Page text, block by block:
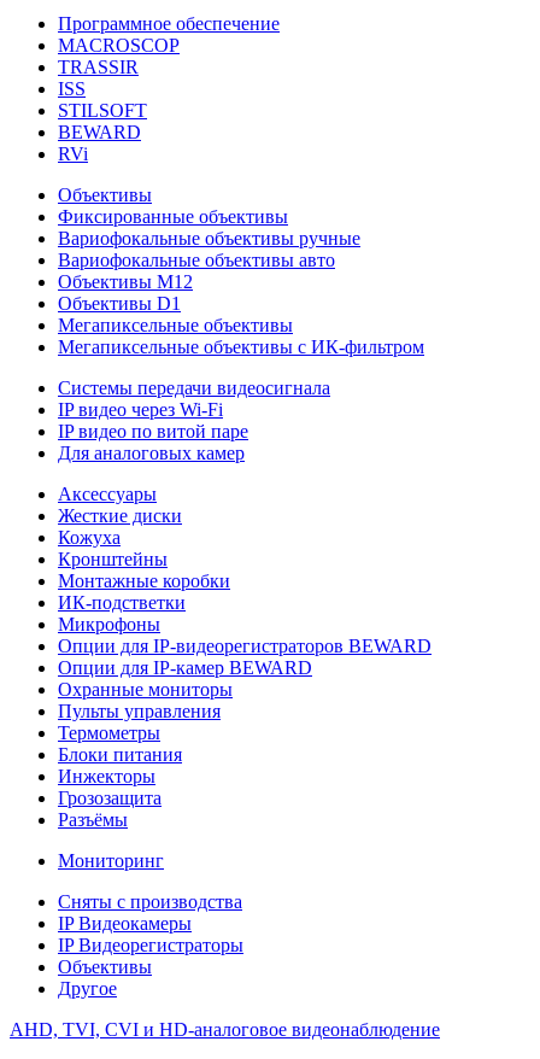
Программное обеспечение
MACROSCOP
TRASSIR
ISS
STILSOFT
BEWARD
RVi
Объективы
Фиксированные объективы
Вариофокальные объективы ручные
Вариофокальные объективы авто
Объективы М12
Объективы D1
Мегапиксельные объективы
Мегапиксельные объективы с ИК-фильтром
Системы передачи видеосигнала
IP видео через Wi-Fi
IP видео по витой паре
Для аналоговых камер
Аксессуары
Жесткие диски
Кожуха
Кронштейны
Монтажные коробки
ИК-подстветки
Микрофоны
Опции для IP-видеорегистраторов BEWARD
Опции для IP-камер BEWARD
Охранные мониторы
Пульты управления
Термометры
Блоки питания
Инжекторы
Грозозащита
Разъёмы
Мониторинг
Сняты с производства
IP Видеокамеры
IP Видеорегистраторы
Объективы
Другое
AHD, TVI, CVI и HD-аналоговое видеонаблюдение